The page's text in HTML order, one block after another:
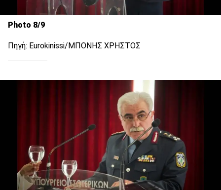
Photo 8/9
Πηγή: Eurokinissi/ΜΠΟΝΗΣ ΧΡΗΣΤΟΣ